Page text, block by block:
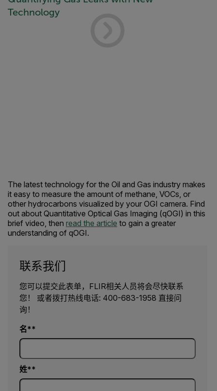
Technology
The latest technology for the Oil and Gas industry makes
it easy to measure the amount of methane, VOCs, or
other hydrocarbons visualized by your OGI camera. Find
out about Quantitative Optical Gas Imaging (qOGI) in this
brief video, then read the article to gain a greater
understanding of qOGI.
联系我们
您可以提交此表单，FLIR相关人员将会尽快联系
您！ 或者拨打热线电话: 400-683-1958 直接问
询！
名*
姓*